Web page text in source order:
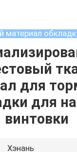
материал
для
для
винтовки
Хэнань